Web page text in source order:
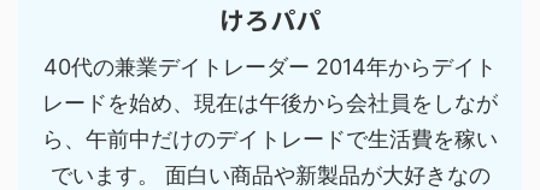
けろパパ
40代の兼業デイトレーダー 2014年からデイト
レードを始め、現在は午後から会社員をしなが
ら、午前中だけのデイトレードで生活費を稼い
でいます。 面白い商品や新製品が大好きなの